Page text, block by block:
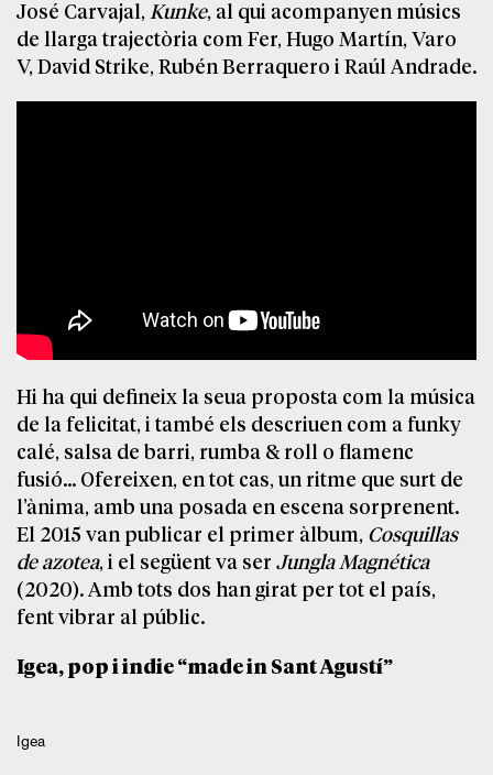
José Carvajal, Kunke, al qui acompanyen músics
de llarga trajectòria com Fer, Hugo Martín, Varo
V, David Strike, Rubén Berraquero i Raúl Andrade.
Hi ha qui defineix la seua proposta com la música
de la felicitat, i també els descriuen com a funky
calé, salsa de barri, rumba & roll o flamenc
fusió… Ofereixen, en tot cas, un ritme que surt de
l’ànima, amb una posada en escena sorprenent.
El 2015 van publicar el primer àlbum, Cosquillas
de azotea, i el següent va ser Jungla Magnética
(2020). Amb tots dos han girat per tot el país,
fent vibrar al públic.
Igea, pop i indie “made in Sant Agustí”
Igea